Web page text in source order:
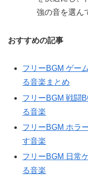
強の音を選ん
おすすめの記事
フリーBGM ゲー
る音楽まとめ
フリーBGM 戦闘
る音楽
フリーBGM ホラ
す音楽
フリーBGM 日常
る音楽